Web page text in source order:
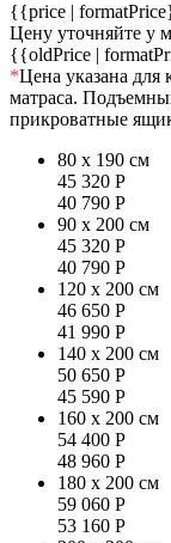
{{price |
Цену уточняйте у
{{oldPrice |
*Цена указана для
матраса.
прикроватные
80 x 190 см
45 320 Р
40 790 Р
90 x 200 см
45 320 Р
40 790 Р
120 x 200 см
46 650 Р
41 990 Р
140 x 200 см
50 650 Р
45 590 Р
160 x 200 см
54 400 Р
48 960 Р
180 x 200 см
59 060 Р
53 160 Р